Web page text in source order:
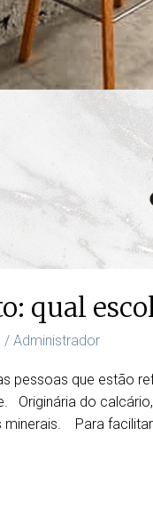
qual
/ Administrador
pessoas que estão
Originária do
Para